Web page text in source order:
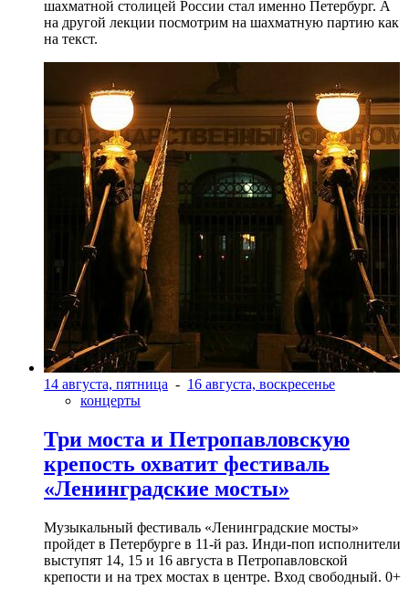
шахматной столицей России стал именно Петербург. А
на другой лекции посмотрим на шахматную партию как
на текст.
14 августа, пятница - 16 августа, воскресенье
концерты
Три моста и Петропавловскую
крепость охватит фестиваль
«Ленинградские мосты»
Музыкальный фестиваль «Ленинградские мосты»
пройдет в Петербурге в 11-й раз. Инди-поп исполнители
выступят 14, 15 и 16 августа в Петропавловской
крепости и на трех мостах в центре. Вход свободный. 0+